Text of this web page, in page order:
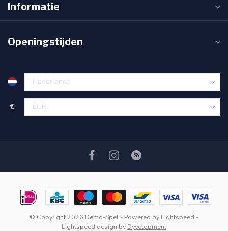
Informatie
Openingstijden
€
© Copyright 2026 Demo-Spel - Powered by Lightspeed -
Lightspeed design by Dyvelopment